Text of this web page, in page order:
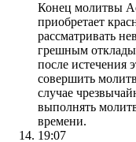
Конец молитвы
приобретает
рассматривать
грешным
после истечения
совершить
случае
выполнять
времени.
19:07